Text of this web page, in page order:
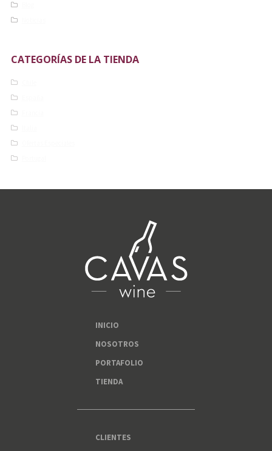
CATEGORÍAS DE LA TIENDA
INICIO
NOSOTROS
PORTAFOLIO
TIENDA
CLIENTES